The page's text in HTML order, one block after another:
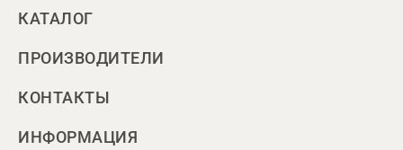
КАТАЛОГ
ПРОИЗВОДИТЕЛИ
КОНТАКТЫ
ИНФОРМАЦИЯ